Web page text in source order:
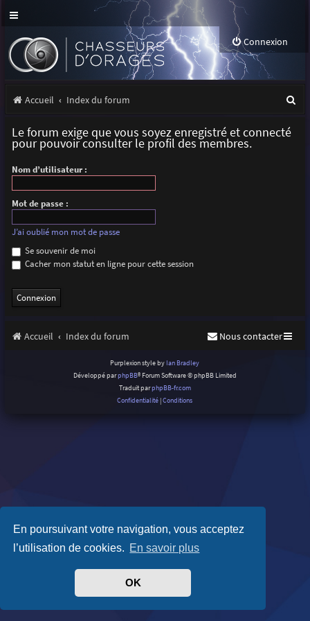
En poursuivant votre navigation, vous acceptez
l’utilisation de cookies. En savoir plus
OK
Connexion
Accueil Index du forum
Le forum exige que vous soyez enregistré et connecté
pour pouvoir consulter le profil des membres.
Nom d’utilisateur :
Mot de passe :
J’ai oublié mon mot de passe
Se souvenir de moi
Cacher mon statut en ligne pour cette session
Accueil Index du forum Nous contacter
Purplexion style by Ian Bradley
Développé parphpBB® Forum Software © phpBB Limited
Traduit parphpBB-fr.com
Confidentialité |Conditions